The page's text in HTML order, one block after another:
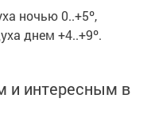
ночью 0..+5º,
днем +4..+9º.
и интересным в